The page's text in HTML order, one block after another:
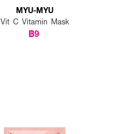
MYU-MYU
Vit C Vitamin Mask
฿9